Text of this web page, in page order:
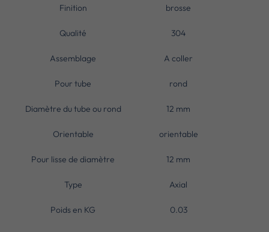
Finition brosse
Qualité 304
Assemblage A coller
Pour tube rond
Diamètre du tube ou rond 12 mm
Orientable orientable
Pour lisse de diamètre 12 mm
Type Axial
Poids en KG 0.03